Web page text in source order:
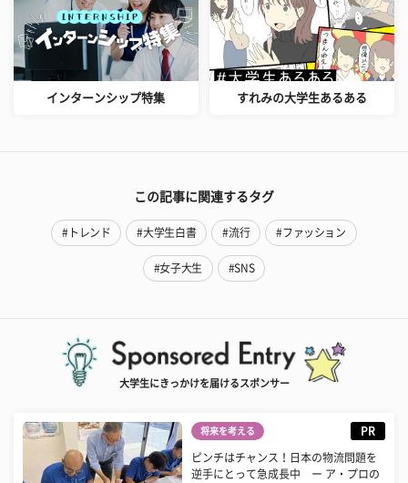
インターンシップ特集 すれみの大学生あるある
この記事に関連するタグ
#トレンド #大学生白書 #流行 #ファッション
#女子大生 #SNS
大学生にきっかけを届けるスポンサー
将来を考える PR
ピンチはチャンス！日本の物流問題を
逆手にとって急成長中 ー ア・プロの